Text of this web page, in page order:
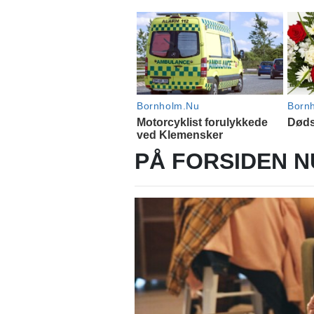
PÅ FORSIDEN